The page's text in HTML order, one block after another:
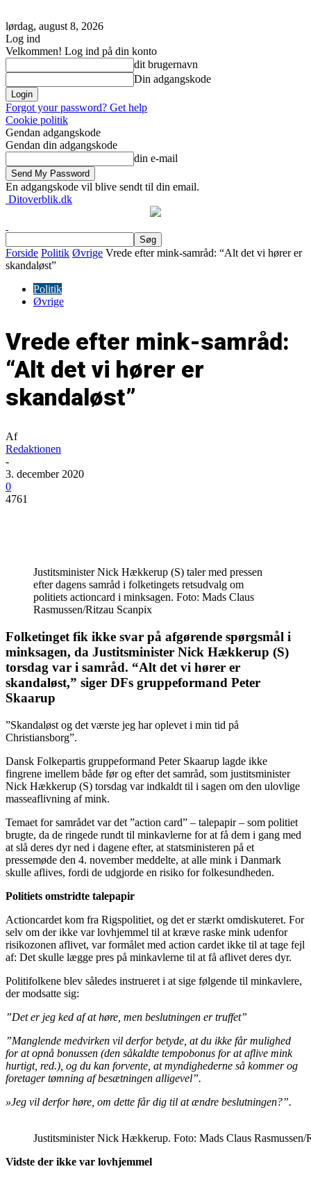
lørdag, august 8, 2026
Log ind
Velkommen! Log ind på din konto
dit brugernavn
Din adgangskode
Forgot your password? Get help
Cookie politik
Gendan adgangskode
Gendan din adgangskode
din e-mail
En adgangskode vil blive sendt til din email.
Ditoverblik.dk
Forside Politik Øvrige Vrede efter mink-samråd: “Alt det vi hører er
skandaløst”
Politik
Øvrige
Vrede efter mink-samråd:
“Alt det vi hører er
skandaløst”
Af
Redaktionen
-
3. december 2020
0
4761
Justitsminister Nick Hækkerup (S) taler med pressen
efter dagens samråd i folketingets retsudvalg om
politiets actioncard i minksagen. Foto: Mads Claus
Rasmussen/Ritzau Scanpix
Folketinget fik ikke svar på afgørende spørgsmål i
minksagen, da Justitsminister Nick Hækkerup (S)
torsdag var i samråd. “Alt det vi hører er
skandaløst,” siger DFs gruppeformand Peter
Skaarup
”Skandaløst og det værste jeg har oplevet i min tid på
Christiansborg”.
Dansk Folkepartis gruppeformand Peter Skaarup lagde ikke
fingrene imellem både før og efter det samråd, som justitsminister
Nick Hækkerup (S) torsdag var indkaldt til i sagen om den ulovlige
masseaflivning af mink.
Temaet for samrådet var det ”action card” – talepapir – som politiet
brugte, da de ringede rundt til minkavlerne for at få dem i gang med
at slå deres dyr ned i dagene efter, at statsministeren på et
pressemøde den 4. november meddelte, at alle mink i Danmark
skulle aflives, fordi de udgjorde en risiko for folkesundheden.
Politiets omstridte talepapir
Actioncardet kom fra Rigspolitiet, og det er stærkt omdiskuteret. For
selv om der ikke var lovhjemmel til at kræve raske mink udenfor
risikozonen aflivet, var formålet med action cardet ikke til at tage fejl
af: Det skulle lægge pres på minkavlerne til at få aflivet deres dyr.
Politifolkene blev således instrueret i at sige følgende til minkavlere,
der modsatte sig:
”Det er jeg ked af at høre, men beslutningen er truffet”
”Manglende medvirken vil derfor betyde, at du ikke får mulighed
for at opnå bonussen (den såkaldte tempobonus for at aflive mink
hurtigt, red.), og du kan forvente, at myndighederne så kommer og
foretager tømning af besætningen alligevel”.
»Jeg vil derfor høre, om dette får dig til at ændre beslutningen?”.
Justitsminister Nick Hækkerup. Foto: Mads Claus Rasmussen/
Vidste der ikke var lovhjemmel